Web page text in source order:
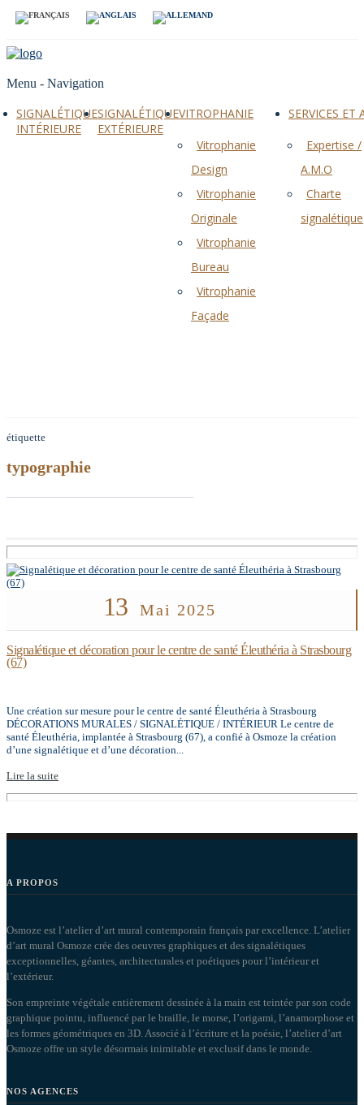
Menu - Navigation
SIGNALÉTIQUE
INTÉRIEURE
SIGNALÉTIQUE
EXTÉRIEURE
VITROPHANIE
Vitrophanie
Design
Vitrophanie
Originale
Vitrophanie
Bureau
Vitrophanie
Façade
SERVICES ET
Expertise /
A.M.O
Charte
signalétique
étiquette
typographie
13 Mai 2025
Signalétique et décoration pour le centre de santé Éleuthéria à Strasbourg
(67)
Une création sur mesure pour le centre de santé Éleuthéria à Strasbourg
DÉCORATIONS MURALES / SIGNALÉTIQUE / INTÉRIEUR Le centre de
santé Éleuthéria, implantée à Strasbourg (67), a confié à Osmoze la création
d’une signalétique et d’une décoration...
Lire la suite
A PROPOS
Osmoze est l’atelier d’art mural contemporain français par excellence. L’atelier
d’art mural Osmoze crée des oeuvres graphiques et des signalétiques
exceptionnelles, géantes, architecturales et poétiques pour l’intérieur et
l’extérieur.
Son empreinte végétale entièrement dessinée à la main est teintée par son code
graphique pointu, influencé par le braille, le morse, l’origami, l’anamorphose et
les formes géométriques en 3D. Associé à l’écriture et la poésie, l’atelier d’art
Osmoze offre un style désormais inimitable et exclusif dans le monde.
NOS AGENCES